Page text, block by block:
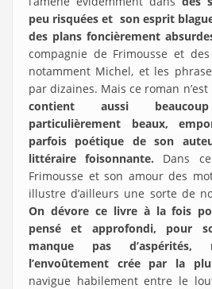
peu risquées et son esprit
des plans foncièrement
compagnie de Frimousse et
notamment Michel, et les
par dizaines. Mais ce roman
contient aussi
particulièrement beaux,
parfois poétique de son
littéraire foisonnante. Dans
Frimousse et son amour des
illustre d’ailleurs une sorte de
On dévore ce livre à la fois
pensé et approfondi, pour
manque pas
l’envoûtement crée par la
navigue habilement entre le